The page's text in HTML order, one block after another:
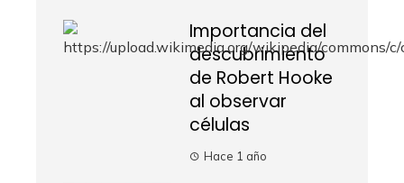
Importancia del
descubrimiento
de Robert Hooke
al observar
células
Hace 1 año